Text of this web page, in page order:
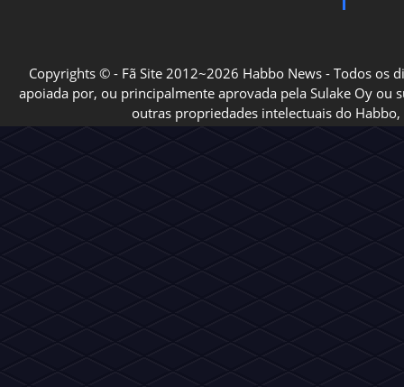
Copyrights © - Fã Site 2012~2026 Habbo News - Todos os
apoiada por, ou principalmente aprovada pela Sulake Oy ou
outras propriedades intelectuais do